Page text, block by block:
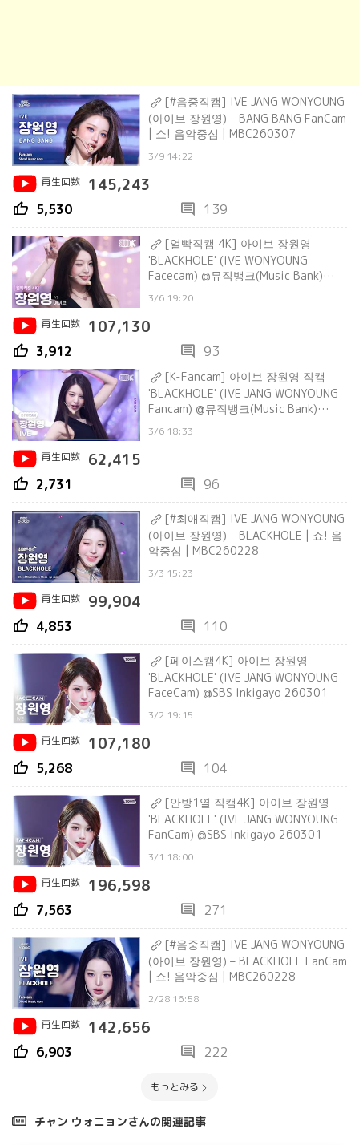
[#음중직캠] IVE JANG WONYOUNG
(아이브 장원영) – BANG BANG FanCam
| 쇼! 음악중심 | MBC260307
3/9 14:22
再生回数
145,243
thumb_up 5,530 comment 139
[얼빡직캠 4K] 아이브 장원영
'BLACKHOLE' (IVE WONYOUNG
Facecam) @뮤직뱅크(Music Bank)
3/6 19:20
再生回数
107,130
thumb_up 3,912 comment 93
[K-Fancam] 아이브 장원영 직캠
'BLACKHOLE' (IVE JANG WONYOUNG
Fancam) @뮤직뱅크(Music Bank)
3/6 18:33
再生回数
62,415
thumb_up 2,731 comment 96
[#최애직캠] IVE JANG WONYOUNG
(아이브 장원영) – BLACKHOLE | 쇼! 음
악중심 | MBC260228
3/3 15:23
再生回数
99,904
thumb_up 4,853 comment 110
[페이스캠4K] 아이브 장원영
'BLACKHOLE' (IVE JANG WONYOUNG
FaceCam) @SBS Inkigayo 260301
3/2 19:15
再生回数
107,180
thumb_up 5,268 comment 104
[안방1열 직캠4K] 아이브 장원영
'BLACKHOLE' (IVE JANG WONYOUNG
FanCam) @SBS Inkigayo 260301
3/1 18:00
再生回数
196,598
thumb_up 7,563 comment 271
[#음중직캠] IVE JANG WONYOUNG
(아이브 장원영) – BLACKHOLE FanCam
| 쇼! 음악중심 | MBC260228
2/28 16:58
再生回数
142,656
thumb_up 6,903 comment 222
もっとみる
チャン ウォニョンさんの関連記事